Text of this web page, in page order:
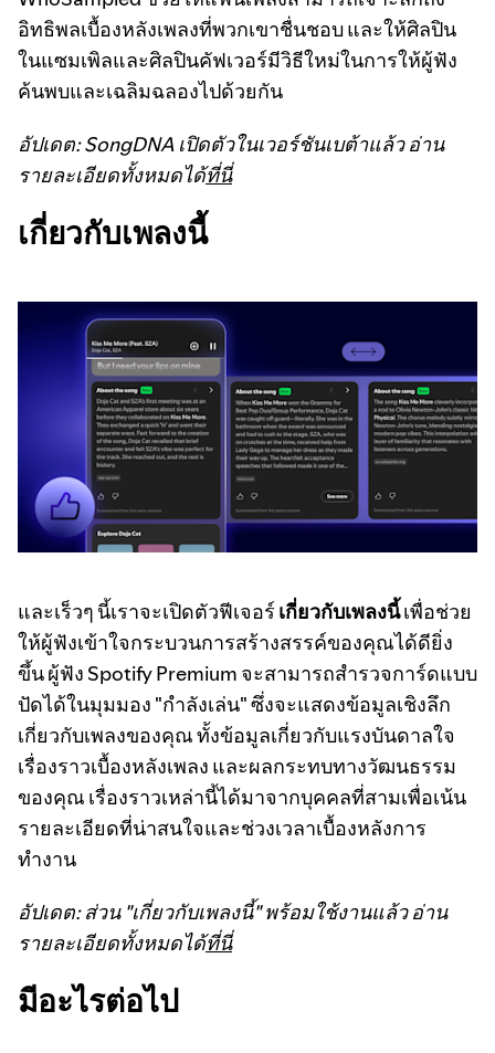
อิทธิพลเบื้องหลังเพลงที่พวกเขาชื่นชอบ และให้ศิลปิน
ในแซมเพิลและศิลปินคัฟเวอร์มีวิธีใหม่ในการให้ผู้ฟัง
ค้นพบและเฉลิมฉลองไปด้วยกัน
อัปเดต: SongDNA เปิดตัวในเวอร์ชันเบต้าแล้ว อ่าน
รายละเอียดทั้งหมดได้ที่นี่
เกี่ยวกับเพลงนี้
และเร็วๆ นี้เราจะเปิดตัวฟีเจอร์เกี่ยวกับเพลงนี้เพื่อช่วย
ให้ผู้ฟังเข้าใจกระบวนการสร้างสรรค์ของคุณได้ดียิ่ง
ขึ้น ผู้ฟัง Spotify Premium จะสามารถสำรวจการ์ดแบบ
ปัดได้ในมุมมอง "กำลังเล่น" ซึ่งจะแสดงข้อมูลเชิงลึก
เกี่ยวกับเพลงของคุณ ทั้งข้อมูลเกี่ยวกับแรงบันดาลใจ
เรื่องราวเบื้องหลังเพลง และผลกระทบทางวัฒนธรรม
ของคุณ เรื่องราวเหล่านี้ได้มาจากบุคคลที่สามเพื่อเน้น
รายละเอียดที่น่าสนใจและช่วงเวลาเบื้องหลังการ
ทำงาน
อัปเดต: ส่วน "เกี่ยวกับเพลงนี้" พร้อมใช้งานแล้ว อ่าน
รายละเอียดทั้งหมดได้ที่นี่
มีอะไรต่อไป